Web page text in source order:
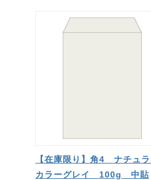
【在庫限り】角4 ナチュ
カラーグレイ 100g 中貼